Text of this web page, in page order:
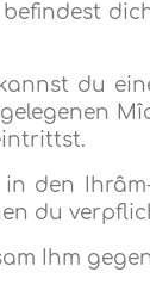
du
den
du
Ihm